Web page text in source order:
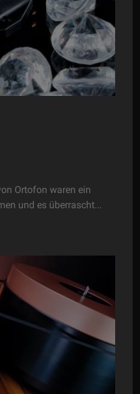
Ortofon waren ein
und es überrascht...